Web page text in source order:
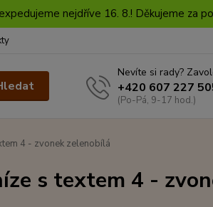
nejdříve 16. 8.! Děkujeme za
Nevíte si rady?
+420 607 227
(Po-Pá, 9-17 hod.)
4 - zvonek zelenobílá
s textem 4 -